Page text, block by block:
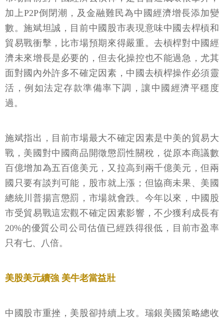
加上P2P倒閉潮，及金融難民為中國經濟增長添加變
數。施斌坦誠，目前中國股市表現意味中國去桿槓和
貿易戰衝擊，比市場預期來得嚴重。去槓桿對中國經
濟未來增長是必要的，但去化操控也不能過急，尤其
面對國內外許多不確定因素，中國去槓桿操作必須靈
活，例如法定存款準備率下調，讓中國經濟平穩度
過。
施斌指出，目前市場最大不確定因素是中美的貿易大
戰，美國對中國商品開徵懲罰性關稅，從原本商議數
百億增加為五百億美元，又拉高到兩千億美元，但兩
國只要有談判可能，股市就上漲；但協商未果、美國
總統川普揚言懲罰，市場就會跌。今年以來，中國股
市受貿易戰這宏觀不確定因素影響，不少獲利成長有
20%的優質公司公司估值已經跌得很低，目前市盈率
只有七、八倍。
美股美元續強 美牛老當益壯
中國股市重挫，美股卻持續上攻。瑞銀美國策略總收